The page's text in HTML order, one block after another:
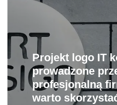
Projekt logo IT
prowadzone
profesjonalną
warto